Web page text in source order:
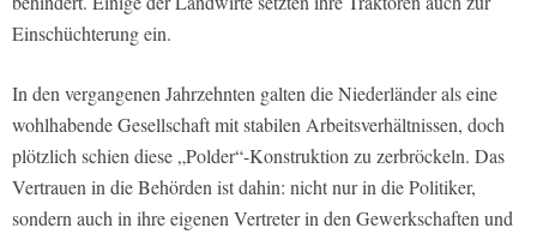
Einschüchterung ein.
In den vergangenen Jahrzehnten galten die Niederländer als eine
wohlhabende Gesellschaft mit stabilen Arbeitsverhältnissen, doch
plötzlich schien diese „Polder“-Konstruktion zu zerbröckeln. Das
Vertrauen in die Behörden ist dahin: nicht nur in die Politiker,
sondern auch in ihre eigenen Vertreter in den Gewerkschaften und